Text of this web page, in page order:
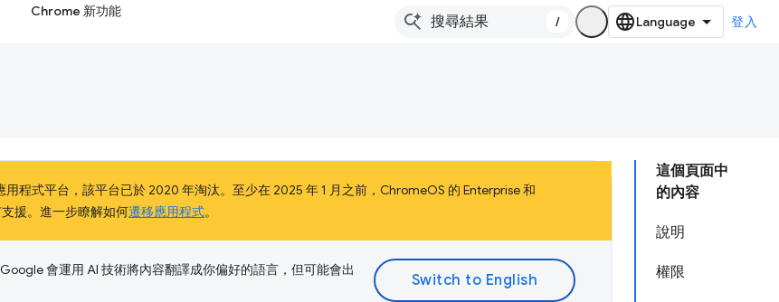
Chrome 新功能
/ 登入
這個頁面中
的內容
說明
權限
程式平台，該平台已於 2020 年淘汰。至少在 2025 年 1 月之前，ChromeOS 的 Enterprise 和
援。進一步瞭解如何遷移應用程式。
Google 會運用 AI 技術將內容翻譯成你偏好的語言，但可能會出